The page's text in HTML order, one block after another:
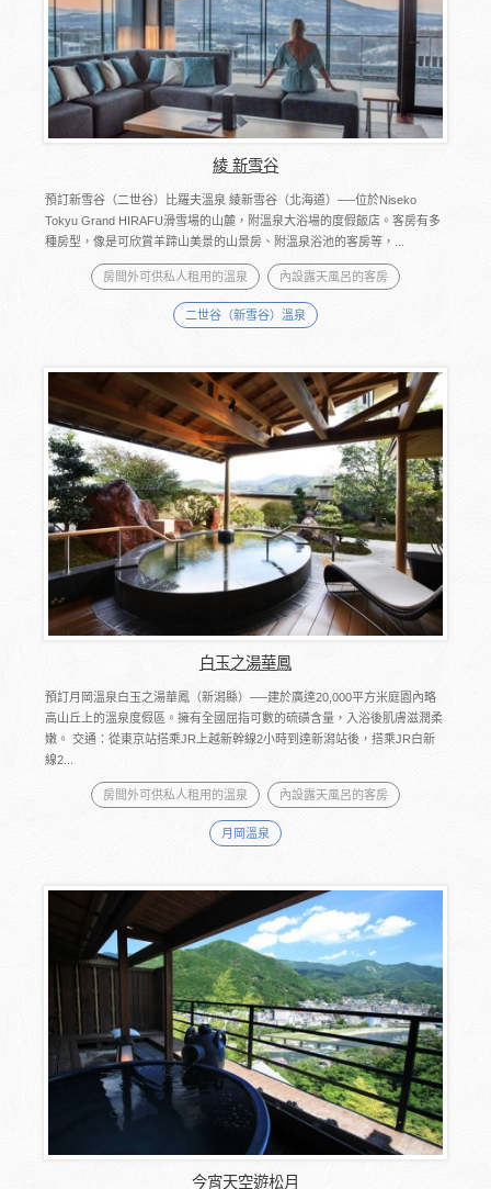
綾 新雪谷
預訂新雪谷（二世谷）比羅夫溫泉 綾新雪谷（北海道）──位於Niseko
Tokyu Grand HIRAFU滑雪場的山麓，附溫泉大浴場的度假飯店。客房有多
種房型，像是可欣賞羊蹄山美景的山景房、附溫泉浴池的客房等，...
房間外可供私人租用的溫泉 內設露天風呂的客房
二世谷（新雪谷）溫泉
白玉之湯華鳳
預訂月岡溫泉白玉之湯華鳳（新潟縣）──建於廣達20,000平方米庭園內略
高山丘上的溫泉度假區。擁有全國屈指可數的硫磺含量，入浴後肌膚滋潤柔
嫩。 交通：從東京站搭乘JR上越新幹線2小時到達新潟站後，搭乘JR白新
線2...
房間外可供私人租用的溫泉 內設露天風呂的客房
月岡溫泉
今宵天空遊松月